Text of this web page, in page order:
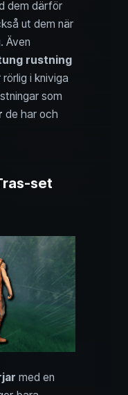
dem därför
ut dem när
Även
rustning
i kniviga
som
de har och
set
med en